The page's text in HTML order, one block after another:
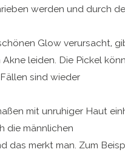
werden und durch
Glow verursacht,
leiden. Die Pickel
sind wieder
mit unruhiger Haut
die männlichen
das merkt man. Zum